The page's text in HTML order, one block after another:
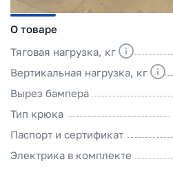
О товаре
Тяговая нагрузка, кг
Вертикальная нагрузка, кг
Вырез бампера
Тип крюка
Паспорт и сертификат
Электрика в комплекте